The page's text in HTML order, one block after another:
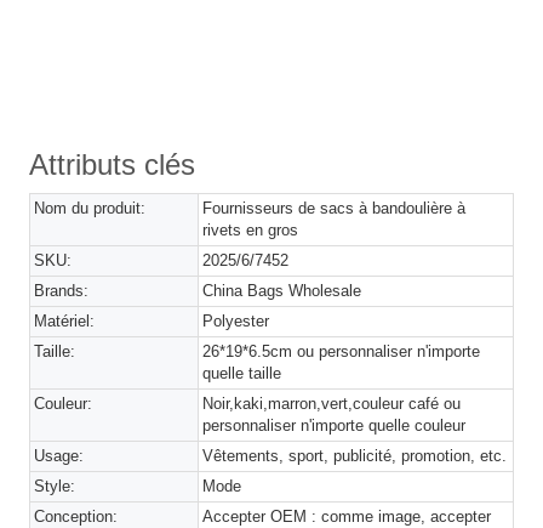
Attributs clés
Nom du produit:
Fournisseurs de sacs à bandoulière à
rivets en gros
SKU:
2025/6/7452
Brands:
China Bags Wholesale
Matériel:
Polyester
Taille:
26*19*6.5cm ou personnaliser n'importe
quelle taille
Couleur:
Noir,kaki,marron,vert,couleur café ou
personnaliser n'importe quelle couleur
Usage:
Vêtements, sport, publicité, promotion, etc.
Style:
Mode
Conception:
Accepter OEM : comme image, accepter